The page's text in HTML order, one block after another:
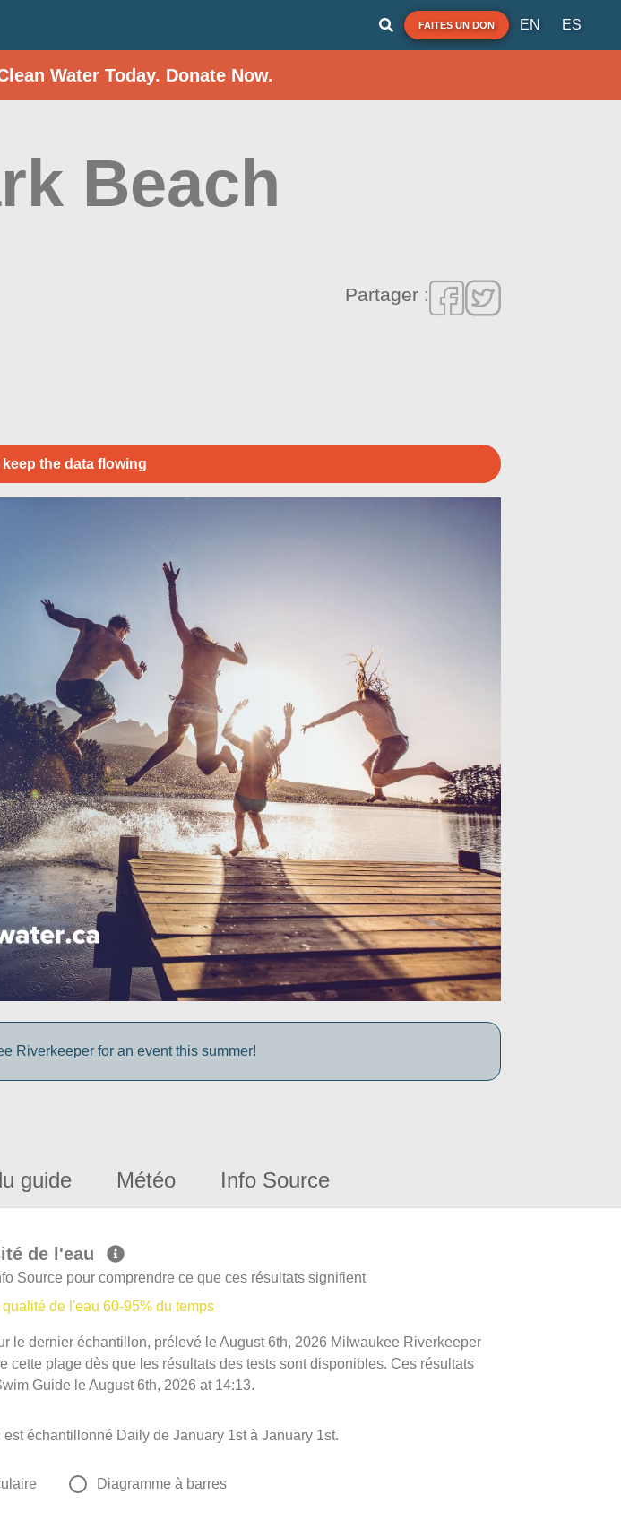
FAITES UN DON EN ES
Water Today. Donate Now.
Beach
Partager :
the data flowing
Riverkeeper for an event this summer!
guide Météo Info Source
de l'eau
Source pour comprendre ce que ces résultats signifient
de l'eau 60-95% du temps
le dernier échantillon, prélevé le August 6th, 2026 Milwaukee Riverkeeper
cette plage dès que les résultats des tests sont disponibles. Ces résultats
Guide le August 6th, 2026 at 14:13.
est échantillonné Daily de January 1st à January 1st.
Diagramme à barres